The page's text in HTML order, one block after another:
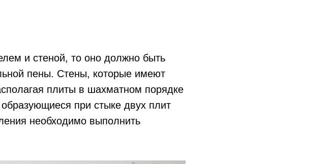
и стеной, то оно должно быть
пены. Стены, которые имеют
плиты в шахматном порядке
при стыке двух плит
необходимо выполнить